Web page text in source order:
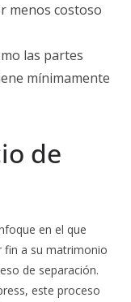
menos costoso
las partes
mínimamente
de
en el que
fin a su matrimonio
de separación.
este proceso